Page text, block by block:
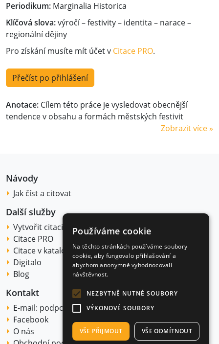
Periodikum: Marginalia Historica
Klíčová slova:výročí – festivity – identita – narace –
regionální dějiny
Pro získání musíte mít účet v Citace PRO.
Přečíst po přihlášení
Anotace: Cílem této práce je vysledovat obecnější
tendence v obsahu a formách městských festivit
Zobrazit více »
Návody
Jak číst a citovat
Další služby
Vytvořit citaci
Citace PRO
Citace v katalogu
Digitalo
Blog
Kontakt
E-mail: podpora@citace.com
Facebook
O nás
Používáme cookie
Na těchto stránkách používáme soubory
cookie, aby fungovalo přihlašování a
abychom anonymně vyhodnocovali
návštěvnost.
NEZBYTNĚ NUTNÉ SOUBORY
VÝKONOVÉ SOUBORY
VŠE PŘIJMOUT VŠE ODMÍTNOUT